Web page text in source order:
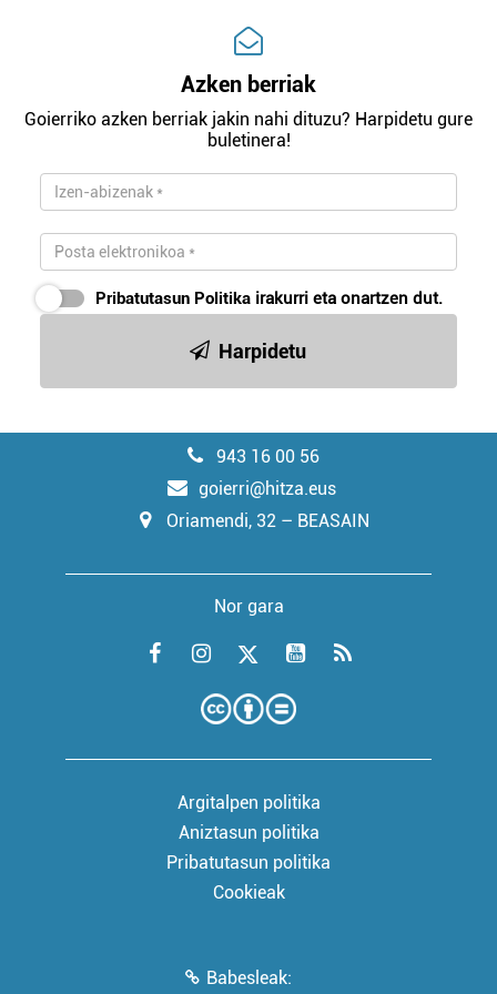
Azken berriak
Goierriko azken berriak jakin nahi dituzu? Harpidetu gure
buletinera!
Pribatutasun Politika irakurri eta onartzen dut.
Harpidetu
943 16 00 56
goierri@hitza.eus
Oriamendi, 32 – BEASAIN
Nor gara
Argitalpen politika
Aniztasun politika
Pribatutasun politika
Cookieak
Babesleak: